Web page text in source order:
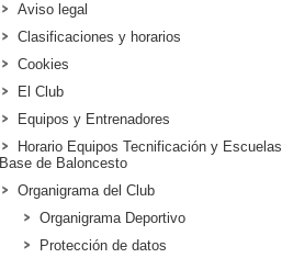
Aviso legal
Clasificaciones y horarios
Cookies
El Club
Equipos y Entrenadores
Horario Equipos Tecnificación y Escuelas
Base de Baloncesto
Organigrama del Club
Organigrama Deportivo
Protección de datos